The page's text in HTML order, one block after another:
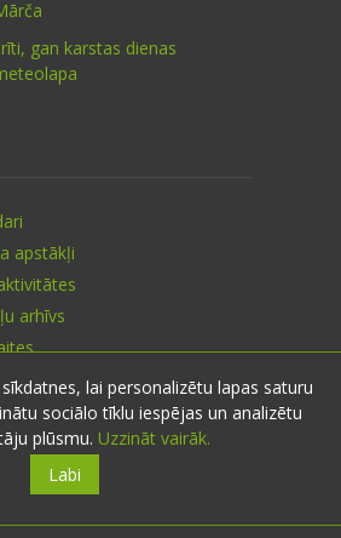
gan karstas dienas
apstākļi
arhīvs
nosūti ziņu
lai personalizētu lapas saturu
sociālo tīklu iespējas un analizētu
plūsmu. Uzzināt vairāk.
Labi